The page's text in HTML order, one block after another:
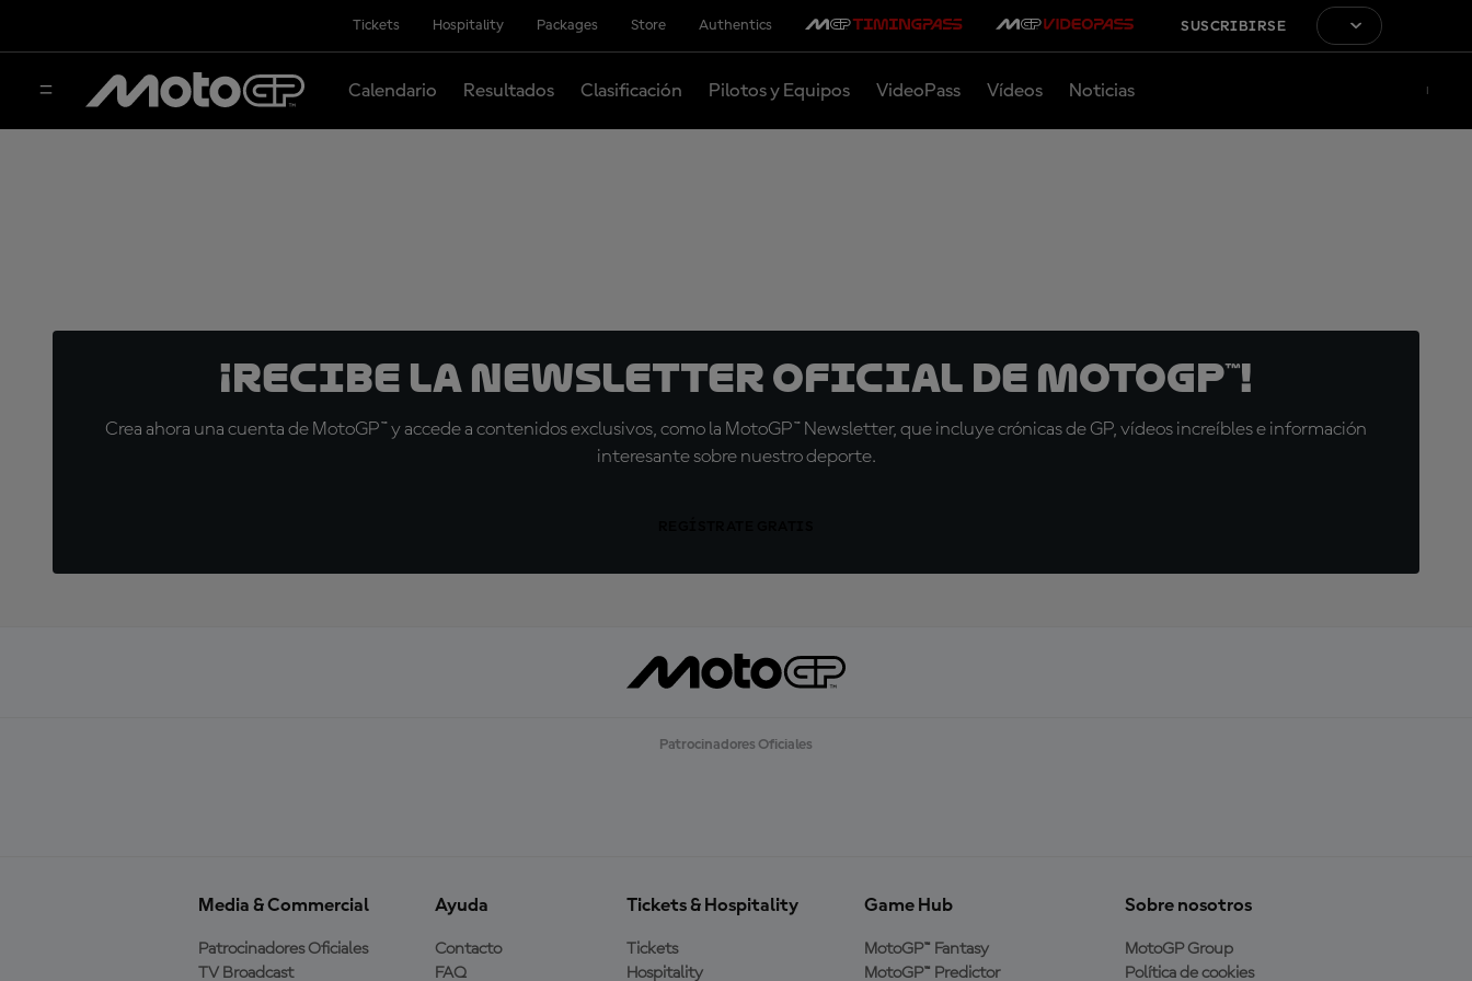
Tickets Hospitality Packages Store Authentics SUSCRIBIRSE
Calendario Resultados Clasificación Pilotos y Equipos VideoPass Vídeos Noticias
¡Recibe la Newsletter oficial de MotoGP™!
Crea ahora una cuenta de MotoGP™ y accede a contenidos exclusivos, como la MotoGP™ Newsletter, que incluye crónicas de GP, vídeos increíbles e información
interesante sobre nuestro deporte.
Patrocinadores Oficiales
Media & Commercial
Patrocinadores Oficiales
TV Broadcast
Ayuda
Contacto
FAQ
Tickets & Hospitality
Tickets
Hospitality
Game Hub
MotoGP™ Fantasy
MotoGP™ Predictor
Sobre nosotros
MotoGP Group
Política de cookies